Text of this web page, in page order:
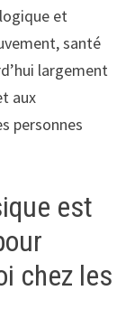
et
santé
largement
aux
personnes
est
chez les